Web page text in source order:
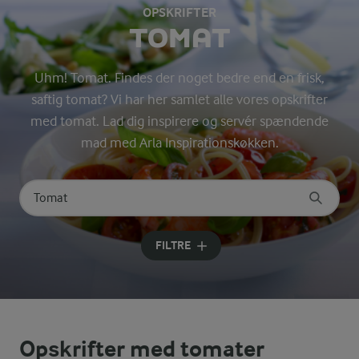
OPSKRIFTER
TOMAT
Uhm! Tomat. Findes der noget bedre end en frisk,
saftig tomat? Vi har her samlet alle vores opskrifter
med tomat. Lad dig inspirere og servér spændende
mad med Arla Inspirationskøkken.
Søg på kategori
Indtast søgeord for at søge
FILTRE
Opskrifter med tomater